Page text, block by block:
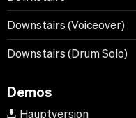
Downstairs (Voiceover)
Downstairs (Drum Solo)
Demos
Hauptversion